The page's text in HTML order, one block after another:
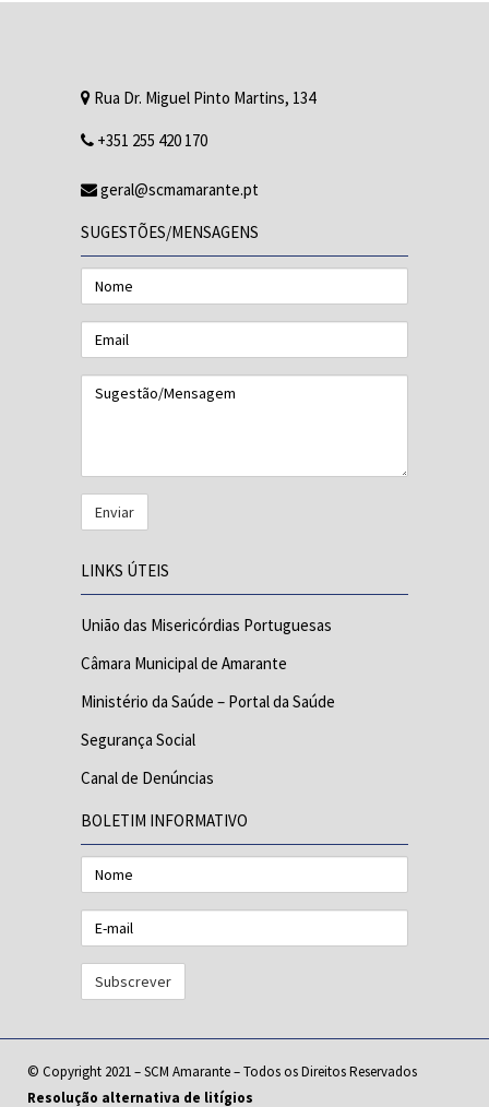
Rua Dr. Miguel Pinto Martins, 134
+351 255 420 170
geral@scmamarante.pt
SUGESTÕES/MENSAGENS
Nome
Email
Sugestão/Mensagem
LINKS ÚTEIS
União das Misericórdias Portuguesas
Câmara Municipal de Amarante
Ministério da Saúde – Portal da Saúde
Segurança Social
Canal de Denúncias
BOLETIM INFORMATIVO
Nome
E-
mail
© Copyright 2021 – SCM Amarante – Todos os Direitos Reservados
Resolução alternativa de litígios